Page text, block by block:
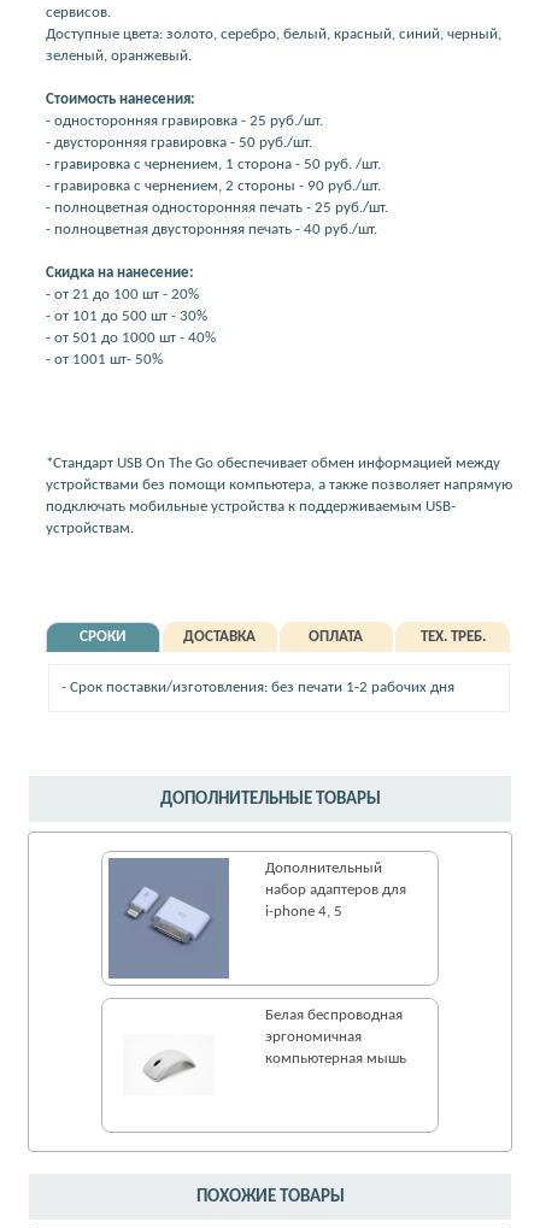
сервисов.
Доступные цвета: золото, серебро, белый, красный, синий, черный,
зеленый, оранжевый.
Стоимость нанесения:
- односторонняя гравировка - 25 руб./шт.
- двусторонняя гравировка - 50 руб./шт.
- гравировка с чернением, 1 сторона - 50 руб. /шт.
- гравировка с чернением, 2 стороны - 90 руб./шт.
- полноцветная односторонняя печать - 25 руб./шт.
- полноцветная двусторонняя печать - 40 руб./шт.
Скидка на нанесение:
- от 21 до 100 шт - 20%
- от 101 до 500 шт - 30%
- от 501 до 1000 шт - 40%
- от 1001 шт- 50%
*Стандарт USB On The Go обеспечивает обмен информацией между
устройствами без помощи компьютера, а также позволяет напрямую
подключать мобильные устройства к поддерживаемым USB-
устройствам.
СРОКИ ДОСТАВКА ОПЛАТА ТЕХ. ТРЕБ.
- Срок поставки/изготовления: без печати 1-2 рабочих дня
ПОХОЖИЕ ТОВАРЫ
ДОПОЛНИТЕЛЬНЫЕ ТОВАРЫ
Дополнительный
набор адаптеров для
i-phone 4, 5
Белая беспроводная
эргономичная
компьютерная мышь